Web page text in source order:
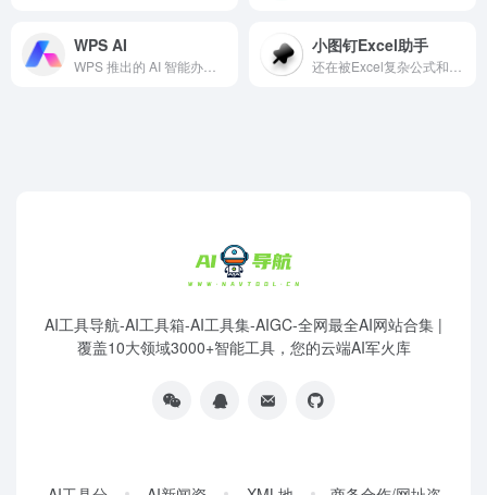
WPS AI 小图钉Excel助手
AI工具导航-AI工具箱-AI工具集-AIGC-全网最全AI网站合集 |
覆盖10大领域3000+智能工具，您的云端AI军火库